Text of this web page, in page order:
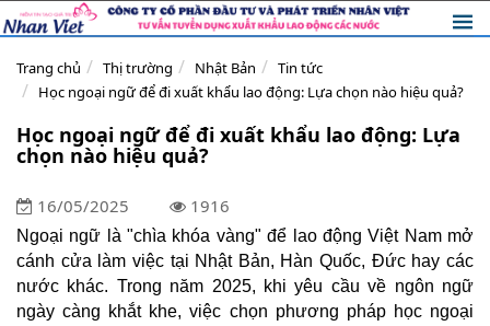
Trang chủ Thị trường Nhật Bản
Tin tức
Học ngoại ngữ để đi xuất khẩu lao động: Lựa chọn nào hiệu quả?
Học ngoại ngữ để đi xuất khẩu lao động: Lựa
chọn nào hiệu quả?
16/05/2025 1916
Ngoại ngữ là "chìa khóa vàng" để lao động Việt Nam mở
cánh cửa làm việc tại Nhật Bản, Hàn Quốc, Đức hay các
nước khác. Trong năm 2025, khi yêu cầu về ngôn ngữ
ngày càng khắt khe, việc chọn phương pháp học ngoại